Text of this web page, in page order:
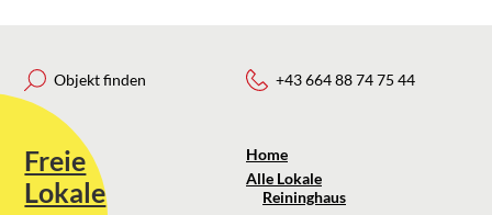
?>
YOKOSgoesFRANCHISE
25 m²
1.317,52 €
Objekt finden
Freie
Lokale
+43 664 88 74 75 44
Home
Alle Lokale
Reininghaus